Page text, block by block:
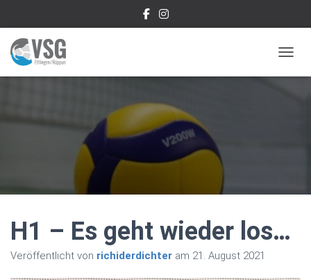
H1 – Es geht wieder los…
Veröffentlicht von richiderdichter am 21. August 2021